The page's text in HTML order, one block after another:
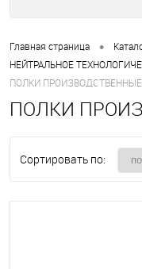
Главная страница •
НЕЙТРАЛЬНОЕ
ПОЛКИ ПРОИЗВОДСТВЕННЫЕ
ПОЛКИ
Сортировать по: